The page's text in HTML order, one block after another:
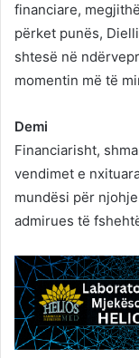
financiare,
përket punës,
shtesë në
momentin më të
Demi
Financiarisht,
vendimet e
mundësi për
admirues të